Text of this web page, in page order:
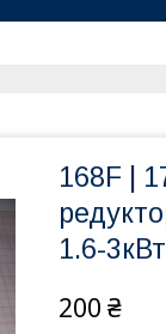
168F |
1.6-
200 ₴